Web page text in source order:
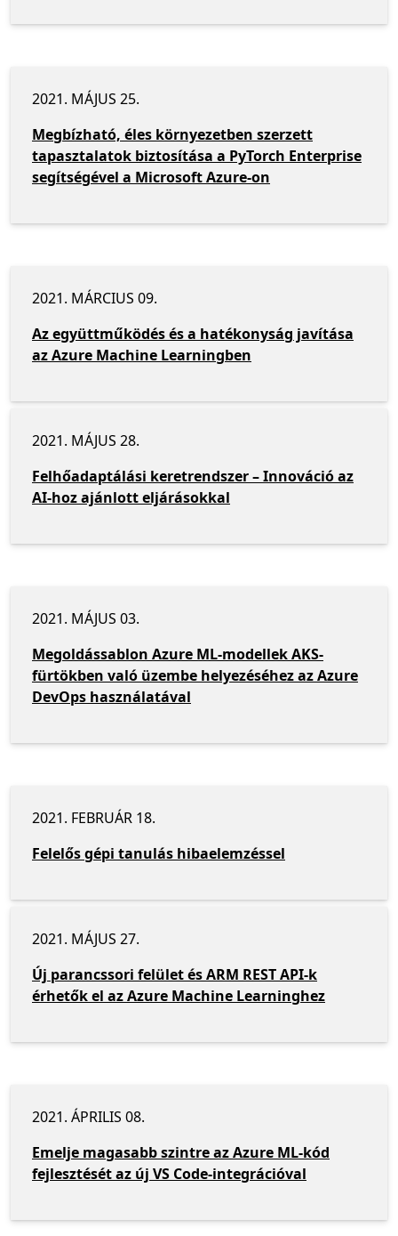
2021. MÁJUS 25.
Megbízható, éles környezetben szerzett
tapasztalatok biztosítása a PyTorch Enterprise
segítségével a Microsoft Azure-on
2021. MÁRCIUS 09.
Az együttműködés és a hatékonyság javítása
az Azure Machine Learningben
2021. MÁJUS 28.
Felhőadaptálási keretrendszer – Innováció az
AI-hoz ajánlott eljárásokkal
2021. MÁJUS 03.
Megoldássablon Azure ML-modellek AKS-
fürtökben való üzembe helyezéséhez az Azure
DevOps használatával
2021. FEBRUÁR 18.
Felelős gépi tanulás hibaelemzéssel
2021. MÁJUS 27.
Új parancssori felület és ARM REST API-k
érhetők el az Azure Machine Learninghez
2021. ÁPRILIS 08.
Emelje magasabb szintre az Azure ML-kód
fejlesztését az új VS Code-integrációval